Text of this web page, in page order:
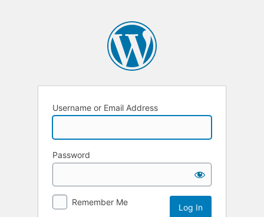
Username or Email Address
Password
Remember Me